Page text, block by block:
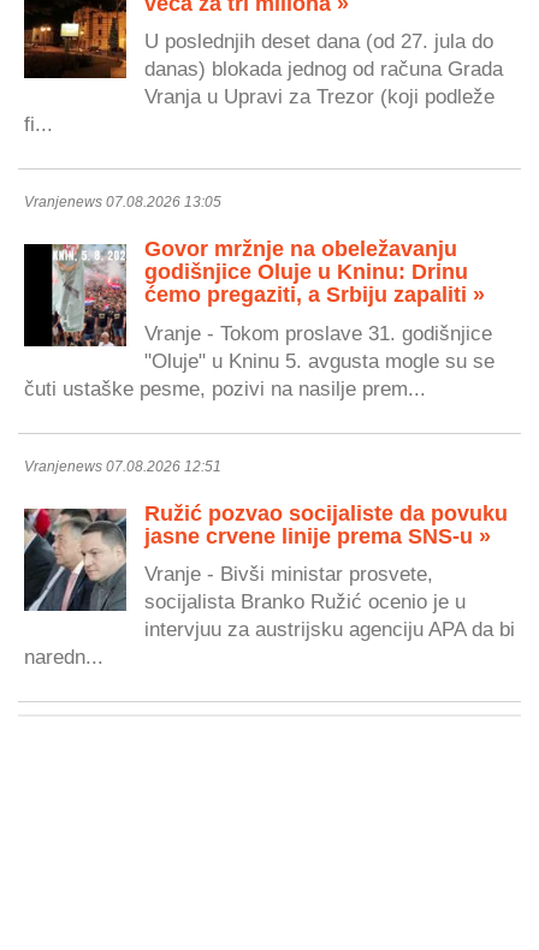
U poslednjih deset dana (od 27. jula do
danas) blokada jednog od računa Grada
Vranja u Upravi za Trezor (koji podleže
fi...
Vranjenews 07.08.2026 13:05
Govor mržnje na obeležavanju
godišnjice Oluje u Kninu: Drinu
ćemo pregaziti, a Srbiju zapaliti »
Vranje - Tokom proslave 31. godišnjice
"Oluje" u Kninu 5. avgusta mogle su se
čuti ustaške pesme, pozivi na nasilje prem...
Vranjenews 07.08.2026 12:51
Ružić pozvao socijaliste da povuku
jasne crvene linije prema SNS-u »
Vranje - Bivši ministar prosvete,
socijalista Branko Ružić ocenio je u
intervjuu za austrijsku agenciju APA da bi
naredn...